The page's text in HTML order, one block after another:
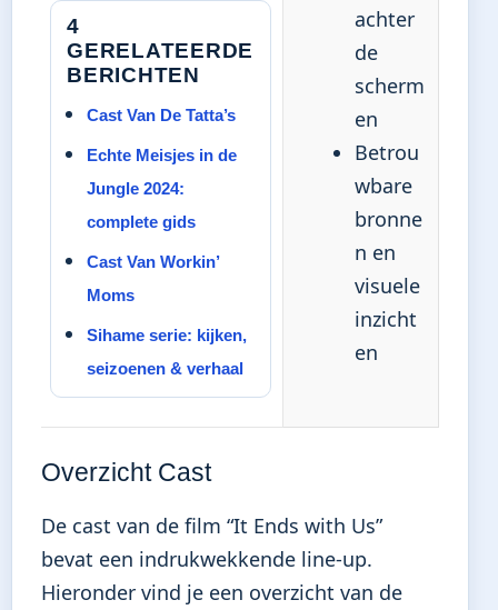
4
GERELATEERDE
BERICHTEN
Cast Van De Tatta’s
Echte Meisjes in de
Jungle 2024:
complete gids
Cast Van Workin’
Moms
Sihame serie: kijken,
seizoenen & verhaal
achter
de
scherm
en
Betrou
wbare
bronne
n en
visuele
inzicht
en
Overzicht Cast
De cast van de film “It Ends with Us”
bevat een indrukwekkende line-up.
Hieronder vind je een overzicht van de